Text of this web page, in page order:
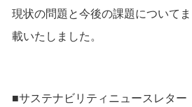
現状の問題と今後の課題について
載いたしました。
■サステナビリティニュースレター